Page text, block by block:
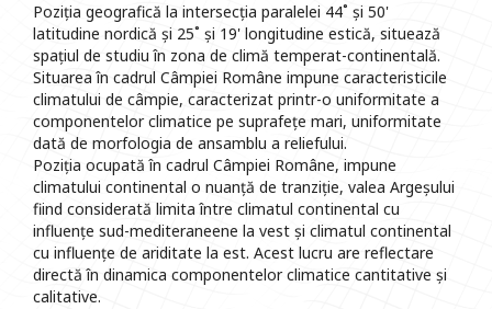
Poziția geografică la intersecția paralelei 44˚ și 50'
latitudine nordică și 25˚ și 19' longitudine estică, situează
spațiul de studiu în zona de climă temperat-continentală.
Situarea în cadrul Câmpiei Române impune caracteristicile
climatului de câmpie, caracterizat printr-o uniformitate a
componentelor climatice pe suprafețe mari, uniformitate
dată de morfologia de ansamblu a reliefului.
Poziția ocupată în cadrul Câmpiei Române, impune
climatului continental o nuanță de tranziție, valea Argeșului
fiind considerată limita între climatul continental cu
influențe sud-mediteraneene la vest și climatul continental
cu influențe de ariditate la est. Acest lucru are reflectare
directă în dinamica componentelor climatice cantitative și
calitative.